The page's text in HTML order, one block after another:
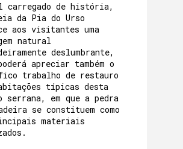
carregado de história,
da Pia do Urso
aos visitantes uma
natural
deslumbrante,
apreciar também o
trabalho de restauro
típicas desta
serrana, em que a pedra
se constituem como
materiais